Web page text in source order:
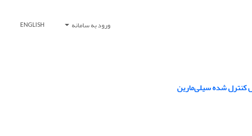
ورود به سامانه ENGLISH
کنترل شده سیلی‌مارین